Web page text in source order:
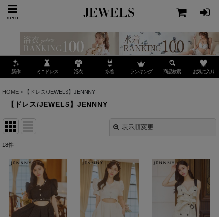
menu
新作 ミニドレス 浴衣 水着 ランキング 商品検索 お気に入り
HOME > 【ドレス/JEWELS】JENNNY
【ドレス/JEWELS】JENNNY
表示順変更
並び順:
絞り込む
18件